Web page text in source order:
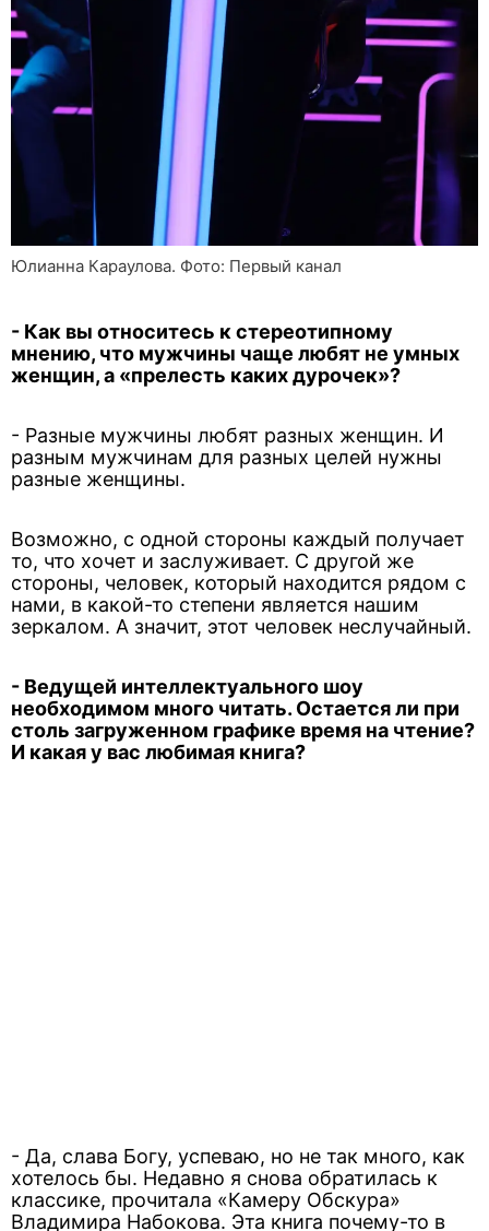
Юлианна Караулова. Фото: Первый канал
- Как вы относитесь к стереотипному
мнению, что мужчины чаще любят не умных
женщин, а «прелесть каких дурочек»?
- Разные мужчины любят разных женщин. И
разным мужчинам для разных целей нужны
разные женщины.
Возможно, с одной стороны каждый получает
то, что хочет и заслуживает. С другой же
стороны, человек, который находится рядом с
нами, в какой-то степени является нашим
зеркалом. А значит, этот человек неслучайный.
- Ведущей интеллектуального шоу
необходимом много читать. Остается ли при
столь загруженном графике время на чтение?
И какая у вас любимая книга?
- Да, слава Богу, успеваю, но не так много, как
хотелось бы. Недавно я снова обратилась к
классике, прочитала «Камеру Обскура»
Владимира Набокова. Эта книга почему-то в